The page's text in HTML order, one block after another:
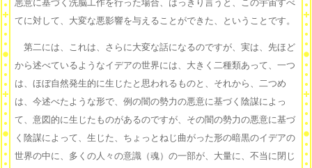
悪意に基づく洗脳工作を行った場合、はっきり言うと、この宇宙すべ
てに対して、大変な悪影響を与えることができた、ということです。
第二には、これは、さらに大変な話になるのですが、実は、先ほど
から述べているようなイデアの世界には、大きく二種類あって、一つ
は、ほぼ自然発生的に生じたと思われるものと、それから、二つめ
は、今述べたような形で、例の闇の勢力の悪意に基づく陰謀によっ
て、意図的に生じたものがあるのですが、その闇の勢力の悪意に基づ
く陰謀によって、生じた、ちょっとねじ曲がった形の暗黒のイデアの
世界の中に、多くの人々の意識（魂）の一部が、大量に、不当に閉じ